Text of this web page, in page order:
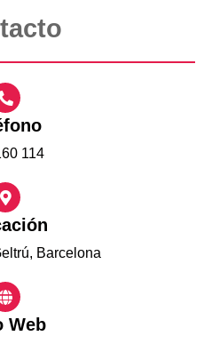
114
Barcelona
Web